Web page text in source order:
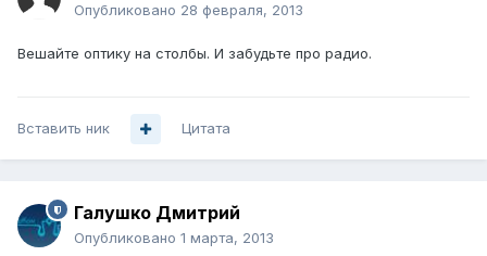
Опубликовано 28 февраля, 2013
Вешайте оптику на столбы. И забудьте про радио.
Вставить ник Цитата
Галушко Дмитрий
Опубликовано 1 марта, 2013